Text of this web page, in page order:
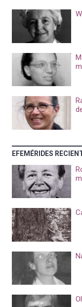
EFEMÉRIDES